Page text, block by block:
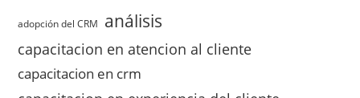
adopción del CRM análisis
capacitacion en atencion al cliente
capacitacion en crm